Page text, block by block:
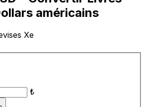
américains
Xe
₺